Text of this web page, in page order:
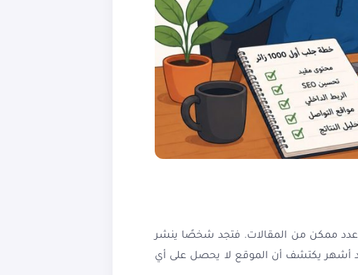
عدد ممكن من المقالات. فتجد شخصًا ينشر
أشهر يكتشف أن الموقع لا يحصل على أي